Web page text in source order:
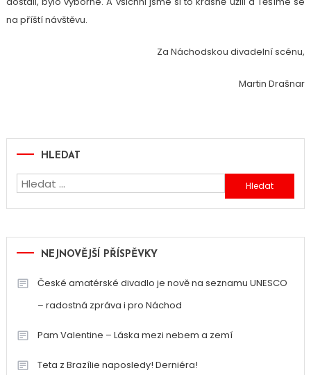
na příští návštěvu.
Za Náchodskou divadelní scénu,
Martin Drašnar
HLEDAT
Vyhledávání
NEJNOVĚJŠÍ PŘÍSPĚVKY
České amatérské divadlo je nově na seznamu UNESCO
– radostná zpráva i pro Náchod
Pam Valentine – Láska mezi nebem a zemí
Teta z Brazílie naposledy! Derniéra!